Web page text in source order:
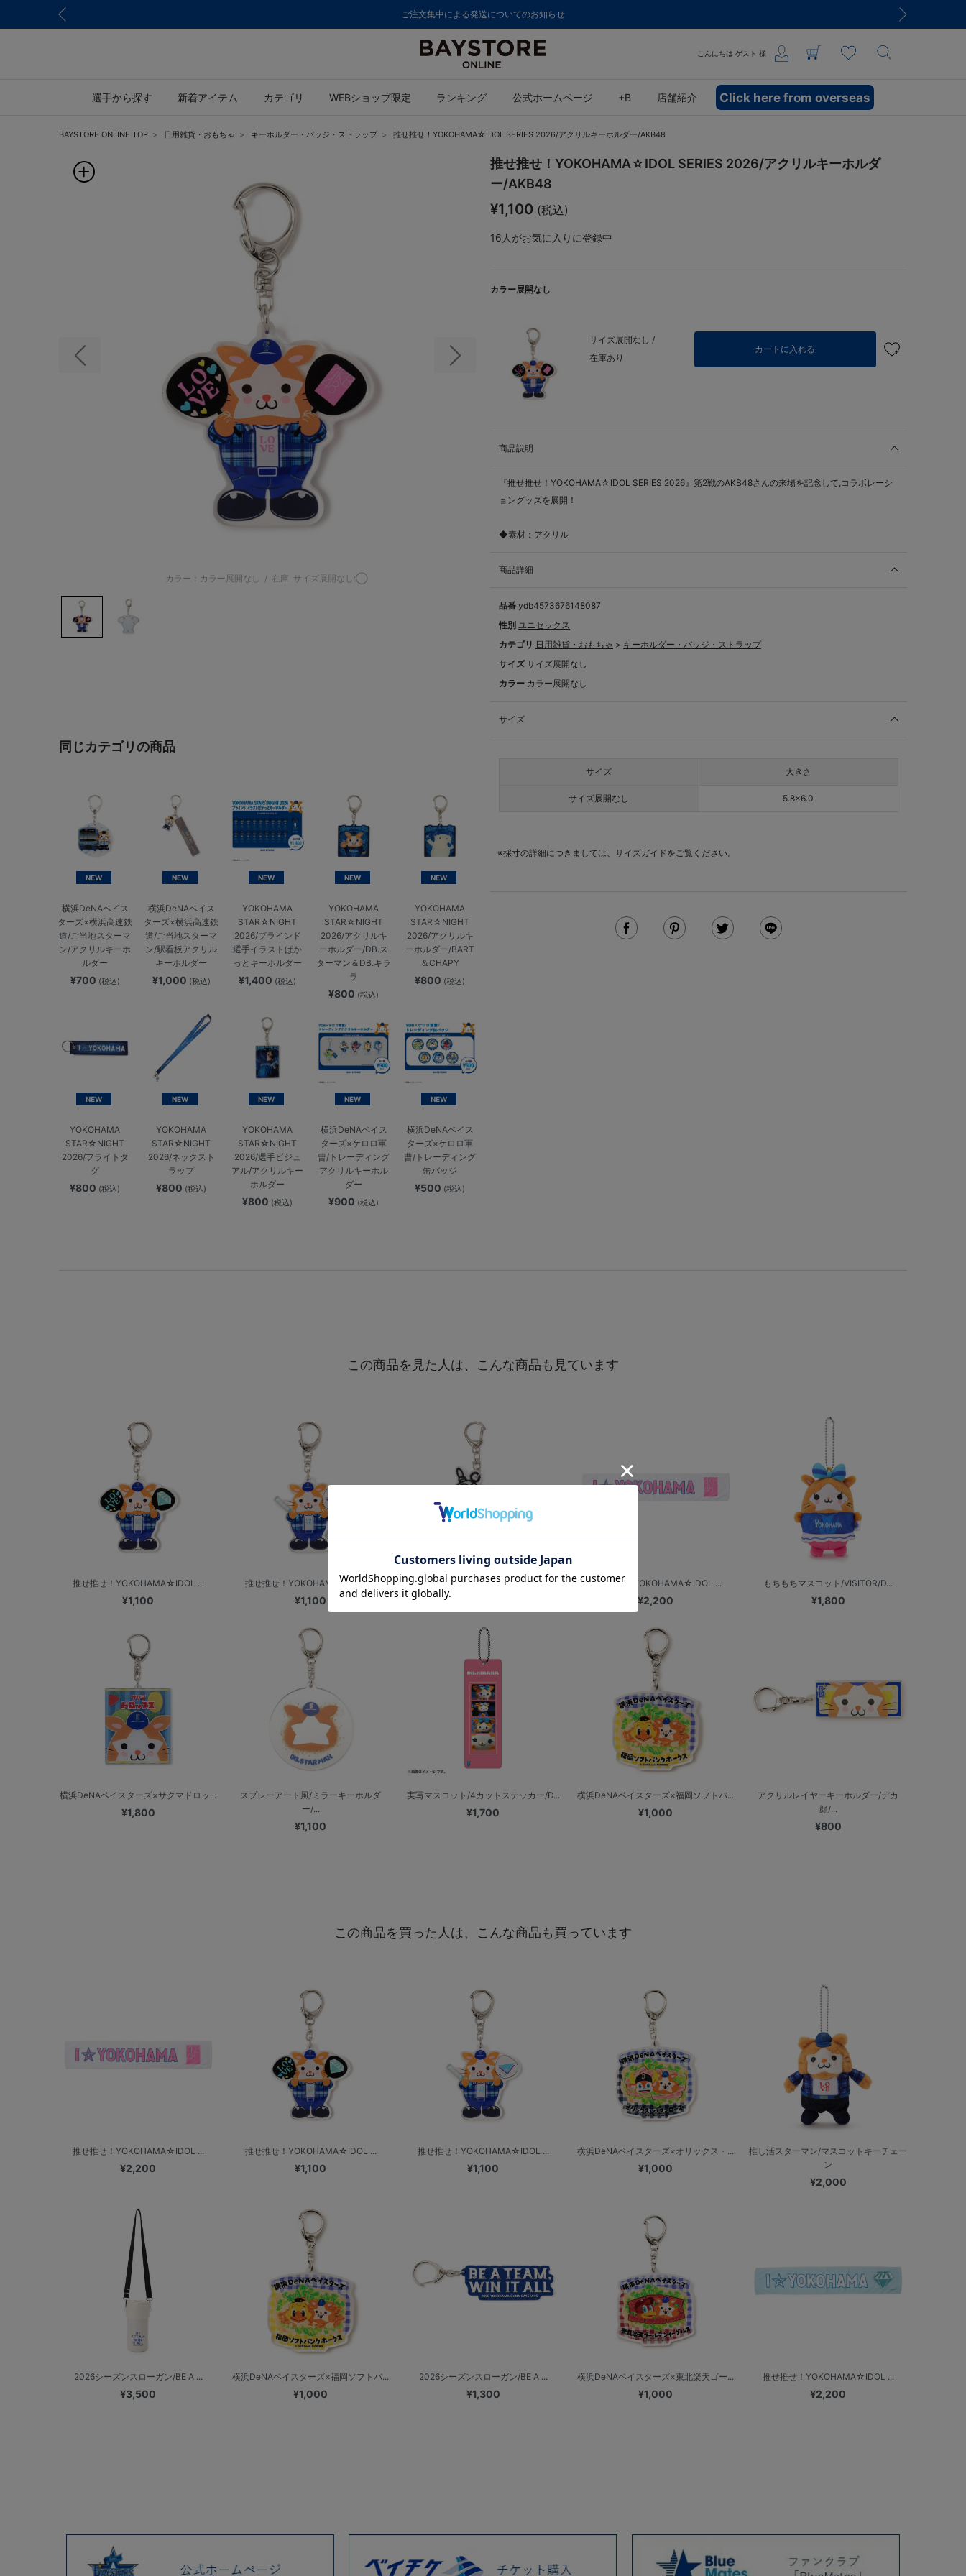
ご注文集中による発送についてのお知らせ
こんにちは ゲスト 様
選手から探す 新着アイテム カテゴリ WEBショップ限定 ランキング 公式ホームページ +B 店舗紹介 Click here from overseas
BAYSTORE ONLINE TOP 日用雑貨・おもちゃ キーホルダー・バッジ・ストラップ 推せ推せ！YOKOHAMA☆IDOL SERIES 2026/アクリルキーホルダー/AKB48
前の画像 次の画像
カラー：カラー展開なし / 在庫 サイズ展開なし:◯
同じカテゴリの商品
NEW
横浜DeNAベイス
ターズ×横浜高速鉄
道/ご当地スターマ
ン/アクリルキーホ
ルダー
¥700 (税込)
NEW
横浜DeNAベイス
ターズ×横浜高速鉄
道/ご当地スターマ
ン/駅看板アクリル
キーホルダー
¥1,000 (税込)
NEW
YOKOHAMA
STAR☆NIGHT
2026/ブラインド
選手イラストぱか
っとキーホルダー
¥1,400 (税込)
NEW
YOKOHAMA
STAR☆NIGHT
2026/アクリルキ
ーホルダー/DB.ス
ターマン＆DB.キラ
ラ
¥800 (税込)
NEW
YOKOHAMA
STAR☆NIGHT
2026/アクリルキ
ーホルダー/BART
＆CHAPY
¥800 (税込)
NEW
YOKOHAMA
STAR☆NIGHT
2026/フライトタ
グ
¥800 (税込)
NEW
YOKOHAMA
STAR☆NIGHT
2026/ネックスト
ラップ
¥800 (税込)
NEW
YOKOHAMA
STAR☆NIGHT
2026/選手ビジュ
アル/アクリルキー
ホルダー
¥800 (税込)
NEW
横浜DeNAベイス
ターズ×ケロロ軍
曹/トレーディング
アクリルキーホル
ダー
¥900 (税込)
NEW
横浜DeNAベイス
ターズ×ケロロ軍
曹/トレーディング
缶バッジ
¥500 (税込)
推せ推せ！YOKOHAMA☆IDOL SERIES 2026/アクリルキーホルダ
ー/AKB48
¥1,100 (税込)
16 人がお気に入りに登録中
カラー展開なし
サイズ展開なし /
在庫あり
カートに入れる
商品説明
『推せ推せ！YOKOHAMA☆IDOL SERIES 2026』第2戦のAKB48さんの来場を記念して,コラボレーシ
ョングッズを展開！
◆素材：アクリル
商品詳細
品番 ydb4573676148087
性別 ユニセックス
カテゴリ 日用雑貨・おもちゃ > キーホルダー・バッジ・ストラップ
サイズ サイズ展開なし
カラー カラー展開なし
サイズ
サイズ 大きさ
サイズ展開なし 5.8×6.0
※採寸の詳細につきましては、 サイズガイドをご覧ください。
この商品を見た人は、こんな商品も見ています
推せ推せ！YOKOHAMA☆IDOL ...
¥1,100
推せ推せ！YOKOHAMA☆IDOL ...
¥1,100
【+B】/ラミレスThe Magica... 推せ推せ！YOKOHAMA☆IDOL ...
¥2,200
もちもちマスコット/VISITOR/D...
¥1,800
横浜DeNAベイスターズ×サクマドロッ...
¥1,800
スプレーアート風/ミラーキーホルダ
ー/...
¥1,100
実写マスコット/4カットステッカー/D...
¥1,700
横浜DeNAベイスターズ×福岡ソフトバ...
¥1,000
アクリルレイヤーキーホルダー/デカ
顔/...
¥800
この商品を買った人は、こんな商品も買っています
推せ推せ！YOKOHAMA☆IDOL ...
¥2,200
推せ推せ！YOKOHAMA☆IDOL ...
¥1,100
推せ推せ！YOKOHAMA☆IDOL ...
¥1,100
横浜DeNAベイスターズ×オリックス・...
¥1,000
推し活スターマン/マスコットキーチェー
ン
¥2,000
2026シーズンスローガン/BE A ...
¥3,500
横浜DeNAベイスターズ×福岡ソフトバ...
¥1,000
2026シーズンスローガン/BE A ...
¥1,300
横浜DeNAベイスターズ×東北楽天ゴー...
¥1,000
推せ推せ！YOKOHAMA☆IDOL ...
¥2,200